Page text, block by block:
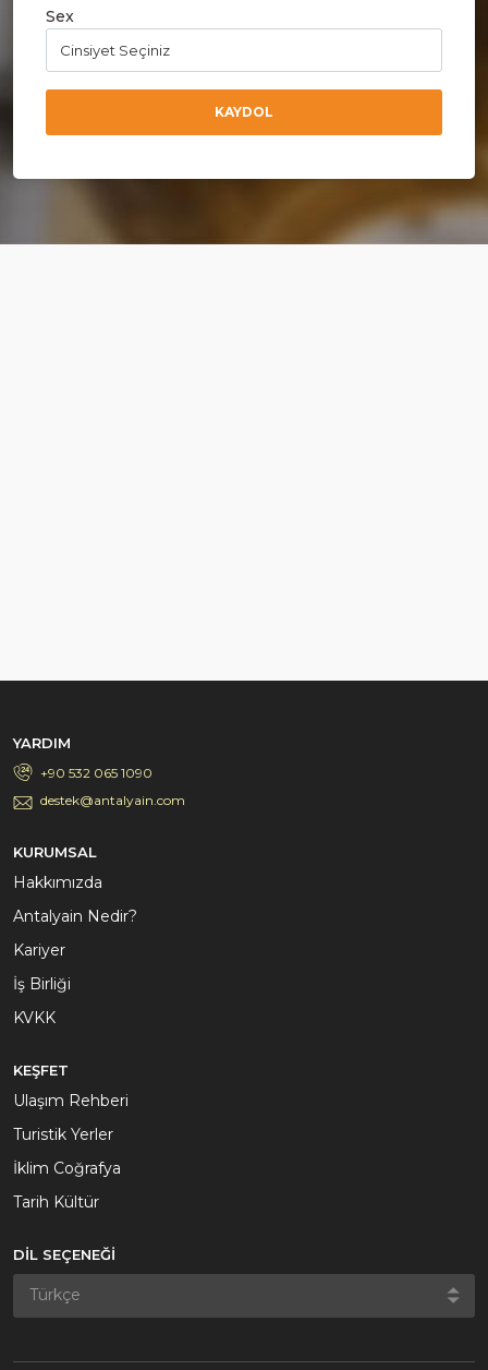
Sex
KAYDOL
YARDIM
+90 532 065 1090
destek@antalyain.com
KURUMSAL
Hakkımızda
Antalyain Nedir?
Kariyer
İş Birliği
KVKK
KEŞFET
Ulaşım Rehberi
Turistik Yerler
İklim Coğrafya
Tarih Kültür
DİL SEÇENEĞİ